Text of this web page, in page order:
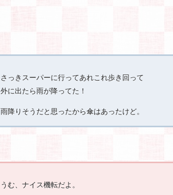
さっきスーパーに行ってあれこれ歩き回って
外に出たら雨が降ってた！
雨降りそうだと思ったから傘はあったけど。
うむ、ナイス機転だよ。